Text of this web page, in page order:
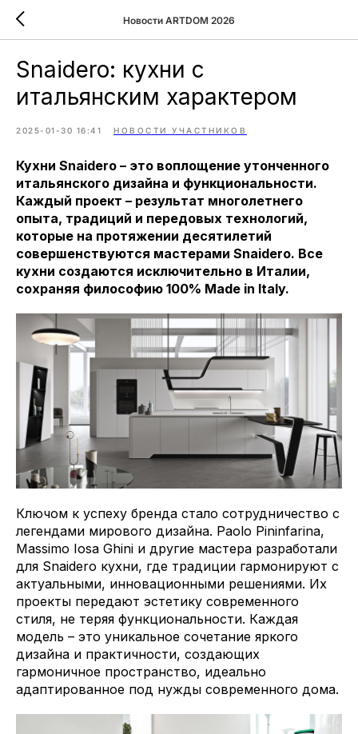
Новости ARTDOM 2026
Snaidero: кухни с
итальянским характером
2025-01-30 16:41 НОВОСТИ УЧАСТНИКОВ
Кухни Snaidero – это воплощение утонченного
итальянского дизайна и функциональности.
Каждый проект – результат многолетнего
опыта, традиций и передовых технологий,
которые на протяжении десятилетий
совершенствуются мастерами Snaidero. Все
кухни создаются исключительно в Италии,
сохраняя философию 100% Made in Italy.
Ключом к успеху бренда стало сотрудничество с
легендами мирового дизайна. Paolo Pininfarina,
Massimo Iosa Ghini и другие мастера разработали
для Snaidero кухни, где традиции гармонируют с
актуальными, инновационными решениями. Их
проекты передают эстетику современного
стиля, не теряя функциональности. Каждая
модель – это уникальное сочетание яркого
дизайна и практичности, создающих
гармоничное пространство, идеально
адаптированное под нужды современного дома.